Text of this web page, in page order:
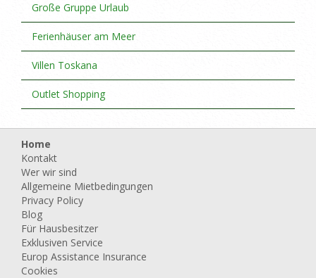
Große Gruppe Urlaub
Ferienhäuser am Meer
Villen Toskana
Outlet Shopping
Home
Kontakt
Wer wir sind
Allgemeine Mietbedingungen
Privacy Policy
Blog
Für Hausbesitzer
Exklusiven Service
Europ Assistance Insurance
Cookies